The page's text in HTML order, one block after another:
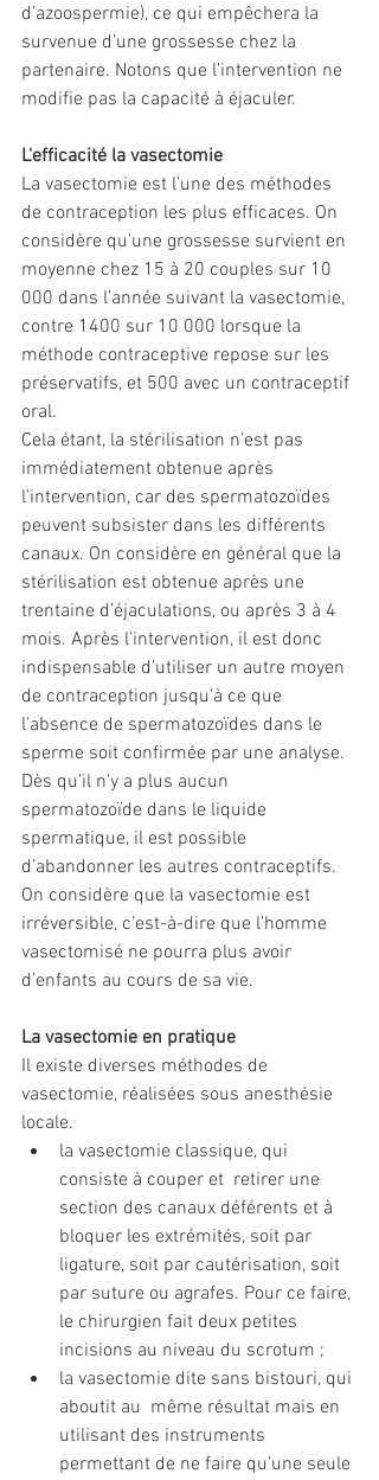
d’azoospermie), ce qui empêchera la
survenue d’une grossesse chez la
partenaire. Notons que l’intervention ne
modifie pas la capacité à éjaculer.
L'efficacité la vasectomie
La vasectomie est l’une des méthodes
de contraception les plus efficaces. On
considère qu’une grossesse survient en
moyenne chez 15 à 20 couples sur 10
000 dans l’année suivant la vasectomie,
contre 1400 sur 10 000 lorsque la
méthode contraceptive repose sur les
préservatifs, et 500 avec un contraceptif
oral.
Cela étant, la stérilisation n’est pas
immédiatement obtenue après
l’intervention, car des spermatozoïdes
peuvent subsister dans les différents
canaux. On considère en général que la
stérilisation est obtenue après une
trentaine d’éjaculations, ou après 3 à 4
mois. Après l’intervention, il est donc
indispensable d’utiliser un autre moyen
de contraception jusqu'à ce que
l’absence de spermatozoïdes dans le
sperme soit confirmée par une analyse.
Dès qu’il n'y a plus aucun
spermatozoïde dans le liquide
spermatique, il est possible
d’abandonner les autres contraceptifs.
On considère que la vasectomie est
irréversible, c’est-à-dire que l’homme
vasectomisé ne pourra plus avoir
d’enfants au cours de sa vie.
La vasectomie en pratique
Il existe diverses méthodes de
vasectomie, réalisées sous anesthésie
locale.
la vasectomie classique, qui
consiste à couper et  retirer une
section des canaux déférents et à
bloquer les extrémités, soit par
ligature, soit par cautérisation, soit
par suture ou agrafes. Pour ce faire,
le chirurgien fait deux petites
incisions au niveau du scrotum ;
la vasectomie dite sans bistouri, qui
aboutit au  même résultat mais en
utilisant des instruments
permettant de ne faire qu’une seule